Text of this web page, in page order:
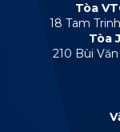
Tòa
18 Tam
Tòa
210 Bùi